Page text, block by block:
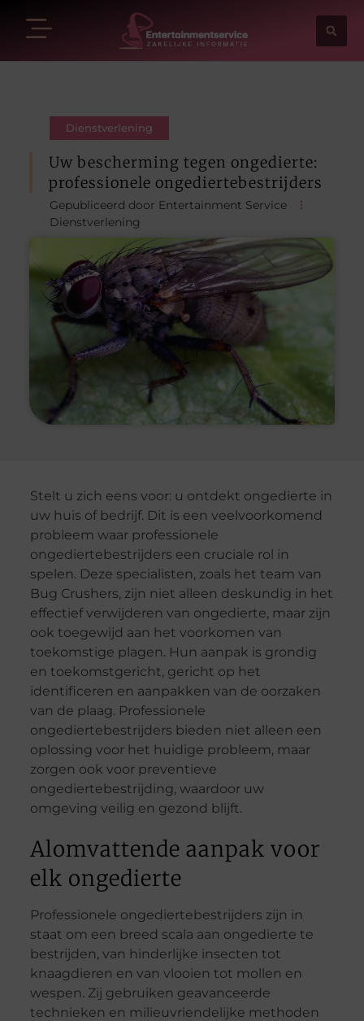
Dienstverlening
Uw bescherming tegen ongedierte:
professionele ongediertebestrijders
Gepubliceerd door Entertainment Service
Dienstverlening
Stelt u zich eens voor: u ontdekt ongedierte in
uw huis of bedrijf. Dit is een veelvoorkomend
probleem waar professionele
ongediertebestrijders een cruciale rol in
spelen. Deze specialisten, zoals het team van
Bug Crushers, zijn niet alleen deskundig in het
effectief verwijderen van ongedierte, maar zijn
ook toegewijd aan het voorkomen van
toekomstige plagen. Hun aanpak is grondig
en toekomstgericht, gericht op het
identificeren en aanpakken van de oorzaken
van de plaag. Professionele
ongediertebestrijders bieden niet alleen een
oplossing voor het huidige probleem, maar
zorgen ook voor preventieve
ongediertebestrijding, waardoor uw
omgeving veilig en gezond blijft.
Alomvattende aanpak voor
elk ongedierte
Professionele ongediertebestrijders zijn in
staat om een breed scala aan ongedierte te
bestrijden, van hinderlijke insecten tot
knaagdieren en van vlooien tot mollen en
wespen. Zij gebruiken geavanceerde
technieken en milieuvriendelijke methoden